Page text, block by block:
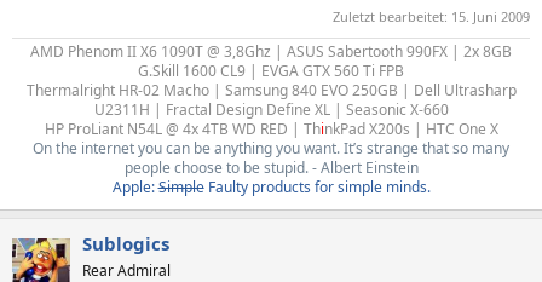
Zuletzt bearbeitet: 15. Juni 2009
AMD Phenom II X6 1090T @ 3,8Ghz | ASUS Sabertooth 990FX | 2x 8GB
G.Skill 1600 CL9 | EVGA GTX 560 Ti FPB
Thermalright HR-02 Macho | Samsung 840 EVO 250GB | Dell Ultrasharp
U2311H | Fractal Design Define XL | Seasonic X-660
HP ProLiant N54L @ 4x 4TB WD RED | ThinkPad X200s | HTC One X​
On the internet you can be anything you want. It’s strange that so many
people choose to be stupid. - Albert Einstein
Apple:SimpleFaulty products for simple minds.
Sublogics
Rear Admiral